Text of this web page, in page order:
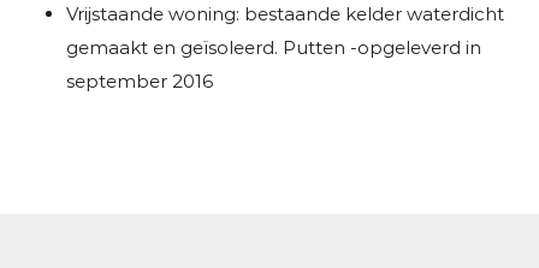
Vrijstaande woning: bestaande kelder waterdicht
gemaakt en geïsoleerd. Putten -opgeleverd in
september 2016